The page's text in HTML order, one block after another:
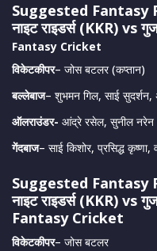
Suggested Fantasy
नाइट राइडर्स (KKR) vs
Fantasy Cricket
विकेटकीपर– जोस बटलर (कप्तान)
बल्लेबाज– शुभमन गिल, साई सुदर्शन,
ऑलराउंडर- आंद्रे रसेल, सुनील नरेन
गेंदबाज– साई किशोर, प्रसिद्ध
Suggested Fantasy
नाइट राइडर्स (KKR) vs
Fantasy Cricket
विकेटकीपर– जोस बटलर